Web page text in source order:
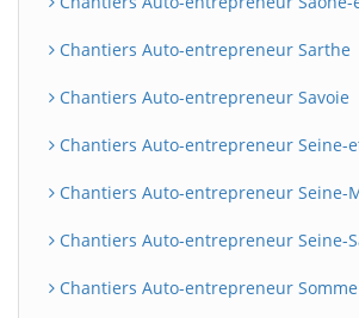
Chantiers Auto-entrepreneur Sarthe
Chantiers Auto-entrepreneur Savoie
Chantiers Auto-entrepreneur Seine-
Chantiers Auto-entrepreneur Seine-
Chantiers Auto-entrepreneur Seine-
Chantiers Auto-entrepreneur Somme